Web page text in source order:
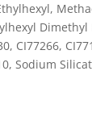
Dimethyl
CI77266,
Sodium